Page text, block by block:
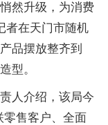
然升级，为消费
者在天门市随机
品摆放整齐到
型。
人介绍，该局今
零售客户、全面